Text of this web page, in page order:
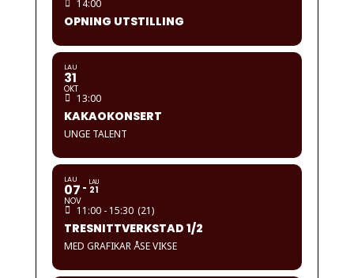
14:00
OPNING UTSTILLING
LAU
31
OKT
13:00
KAKAOKONSERT
UNGE TALENT
LAU
07
NOV
LAU
21
11:00 - 15:30 (21)
TRESNITTVERKSTAD 1/2
MED GRAFIKAR ÅSE VIKSE